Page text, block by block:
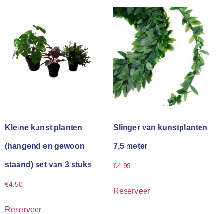
Kleine kunst planten
(hangend en gewoon
staand) set van 3 stuks
€4.50
Reserveer
Slinger van kunstplanten
7,5 meter
€4.99
Reserveer